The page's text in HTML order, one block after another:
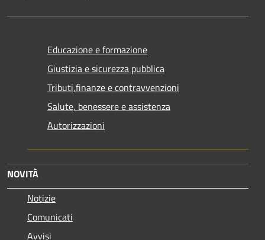
Educazione e formazione
Giustizia e sicurezza pubblica
Tributi,finanze e contravvenzioni
Salute, benessere e assistenza
Autorizzazioni
NOVITÀ
Notizie
Comunicati
Avvisi